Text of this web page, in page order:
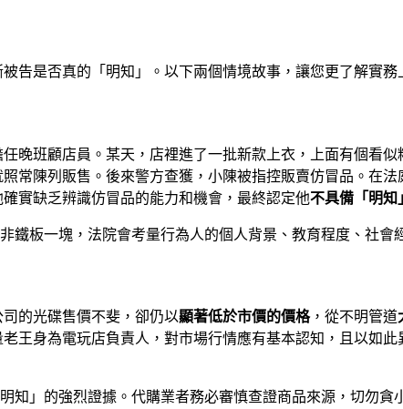
告是否真的「明知」。以下兩個情境故事，讓您更了解實務
晚班顧店員。某天，店裡進了一批新款上衣，上面有個看
常陳列販售。後來警方查獲，小陳被指控販賣仿冒品。在
實缺乏辨識仿冒品的能力和機會，最終認定他不具備「明知
鐵板一塊，法院會考量行為人的個人背景、教育程度、社會
的光碟售價不斐，卻仍以顯著低於市價的價格，從不明管道
王身為電玩店負責人，對市場行情應有基本認知，且以如
知」的強烈證據。代購業者務必審慎查證商品來源，切勿貪